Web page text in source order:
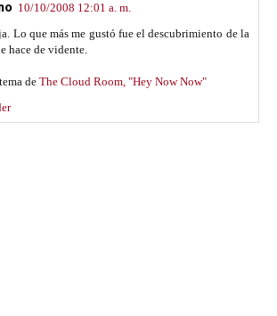
10/10/2008 12:01 a. m.
Lo que más me gustó fue el descubrimiento de la
hace de vidente.
de The Cloud Room, "Hey Now Now"